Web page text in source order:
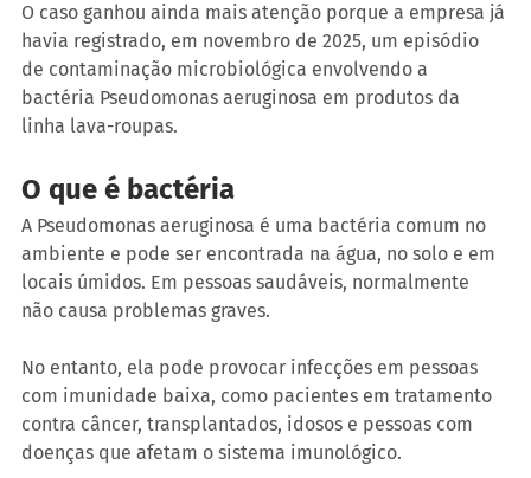
O caso ganhou ainda mais atenção porque a empresa já
havia registrado, em novembro de 2025, um episódio
de contaminação microbiológica envolvendo a
bactéria Pseudomonas aeruginosa em produtos da
linha lava-roupas.
O que é bactéria
A Pseudomonas aeruginosa é uma bactéria comum no
ambiente e pode ser encontrada na água, no solo e em
locais úmidos. Em pessoas saudáveis, normalmente
não causa problemas graves.
No entanto, ela pode provocar infecções em pessoas
com imunidade baixa, como pacientes em tratamento
contra câncer, transplantados, idosos e pessoas com
doenças que afetam o sistema imunológico.